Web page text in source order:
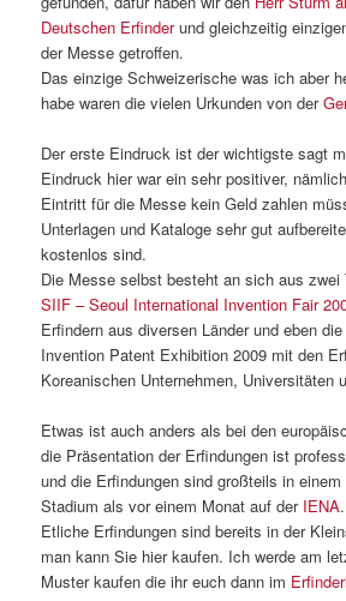
Deutschen Erfinderund gleichzeitig
der Messe getroffen.
Das einzige Schweizerische was ich aber
habe waren die vielen Urkunden von der
Der erste Eindruck ist der wichtigste sagt
Eindruck hier war ein sehr positiver,
Eintritt für die Messe kein Geld zahlen
Unterlagen und Kataloge sehr gut
kostenlos sind.
Die Messe selbst besteht an sich aus
SIIF – Seoul International Invention Fair
Erfindern aus diversen Länder und eben
Invention Patent Exhibition 2009 mit den
Koreanischen Unternehmen, Universitäten
Etwas ist auch anders als bei den
die Präsentation der Erfindungen ist
und die Erfindungen sind großteils in
Stadium als vor einem Monat auf der IENA.
Etliche Erfindungen sind bereits in der
man kann Sie hier kaufen. Ich werde am
Muster kaufen die ihr euch dann im